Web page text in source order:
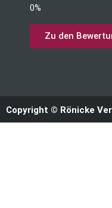
Zu den
Copyright © Rönicke